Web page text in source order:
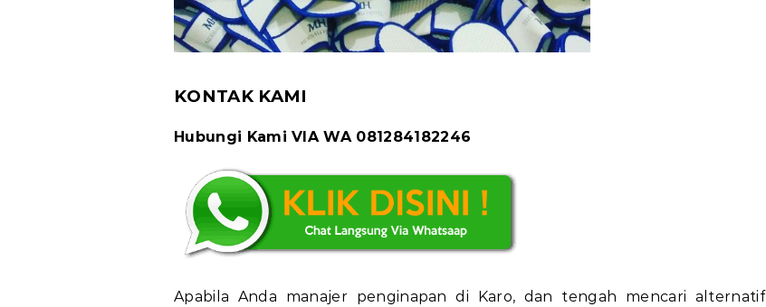
KONTAK KAMI
Hubungi Kami VIA WA 081284182246
Apabila Anda manajer penginapan di Karo, dan tengah mencari alternatif